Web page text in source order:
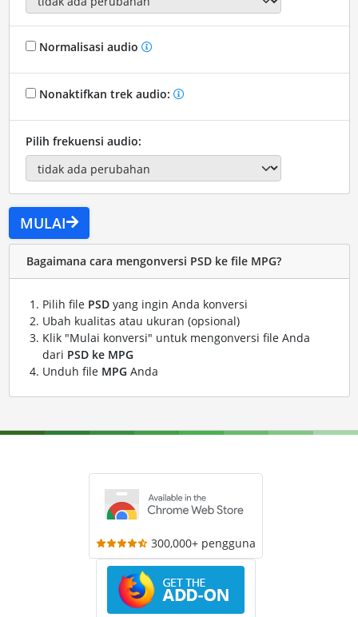
Normalisasi audio
Nonaktifkan trek audio:
Pilih frekuensi audio:
MULAI
Bagaimana cara mengonversi PSD ke file MPG?
Pilih file PSDyang ingin Anda konversi
Ubah kualitas atau ukuran (opsional)
Klik "Mulai konversi" untuk mengonversi file Anda
dari PSD ke MPG
Unduh file MPG Anda
300,000+ pengguna